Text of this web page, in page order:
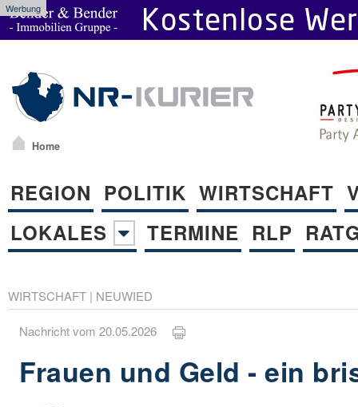
Werbung
Home
REGION POLITIK WIRTSCHAFT
LOKALES
TERMINE RLP
WIRTSCHAFT | NEUWIED
Nachricht vom 20.05.2026
Frauen und Geld - ein